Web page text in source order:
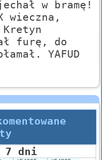
w bramę!
wieczna,
furę, do
YAFUD
7 dni